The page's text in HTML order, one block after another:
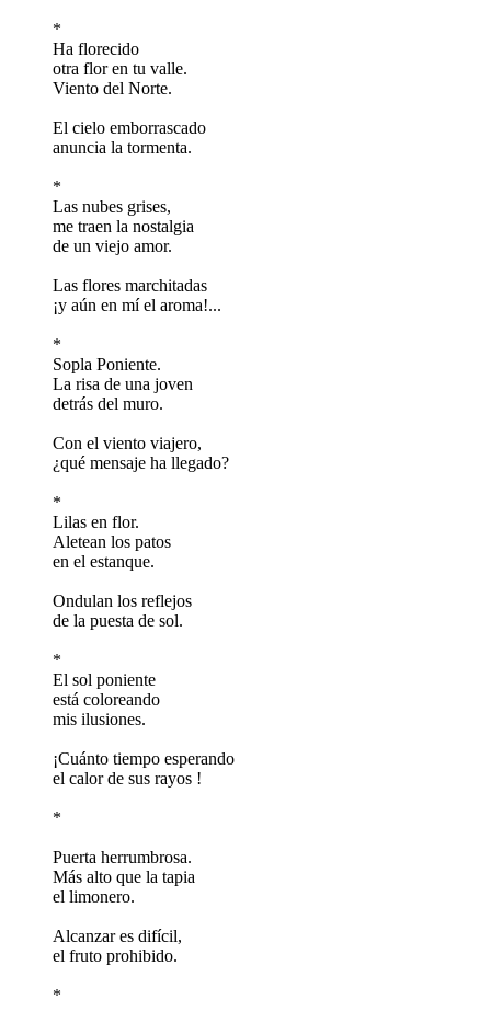
*
Ha florecido
otra flor en tu valle.
Viento del Norte.
El cielo emborrascado
anuncia la tormenta.
*
Las nubes grises,
me traen la nostalgia
de un viejo amor.
Las flores marchitadas
¡y aún en mí el aroma!...
*
Sopla Poniente.
La risa de una joven
detrás del muro.
Con el viento viajero,
¿qué mensaje ha llegado?
*
Lilas en flor.
Aletean los patos
en el estanque.
Ondulan los reflejos
de la puesta de sol.
*
El sol poniente
está coloreando
mis ilusiones.
¡Cuánto tiempo esperando
el calor de sus rayos !
*
Puerta herrumbrosa.
Más alto que la tapia
el limonero.
Alcanzar es difícil,
el fruto prohibido.
*